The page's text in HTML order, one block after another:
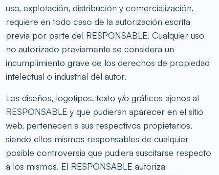
uso, explotación, distribución y comercialización,
requiere en todo caso de la autorización escrita
previa por parte del RESPONSABLE. Cualquier uso
no autorizado previamente se considera un
incumplimiento grave de los derechos de propiedad
intelectual o industrial del autor.
Los diseños, logotipos, texto y/o gráficos ajenos al
RESPONSABLE y que pudieran aparecer en el sitio
web, pertenecen a sus respectivos propietarios,
siendo ellos mismos responsables de cualquier
posible controversia que pudiera suscitarse respecto
a los mismos. El RESPONSABLE autoriza